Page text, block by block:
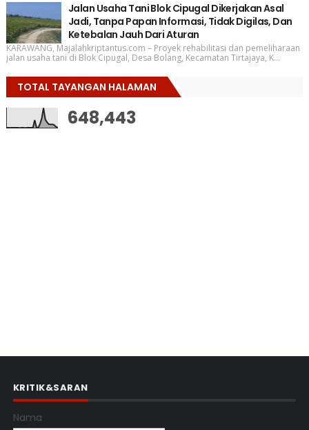
Jalan Usaha Tani Blok Cipugal Dikerjakan Asal
Jadi, Tanpa Papan Informasi, Tidak Digilas, Dan
Ketebalan Jauh Dari Aturan
KARAWANG, Majalahkriptantus.com – Proyek rehabilitasi dan pemeliharaan
jalan usaha tani di Blok Cipugal, Desa Bolang, Kecamatan Tirtajaya, K...
TOTAL TAYANGAN HALAMAN
648,443
KRITIK&SARAN
Nama